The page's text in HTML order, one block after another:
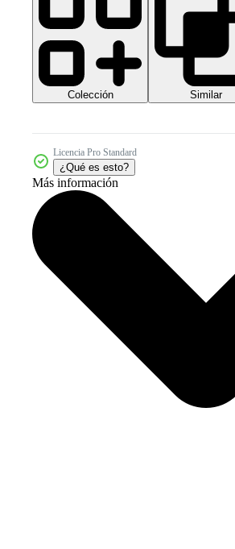
Colección Similar
Licencia Pro Standard
¿Qué es esto?
Más información